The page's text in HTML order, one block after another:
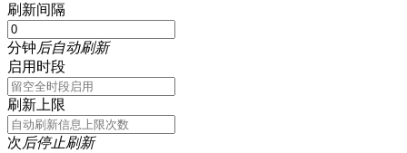
刷新间隔
分钟后自动刷新
启用时段
刷新上限
次后停止刷新